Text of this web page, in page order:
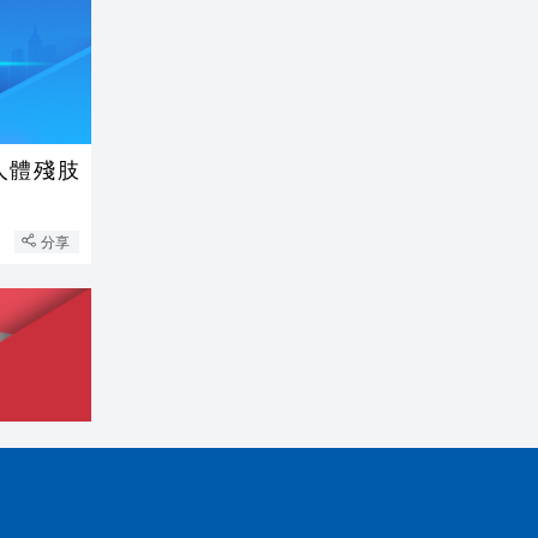
體殘肢
分享